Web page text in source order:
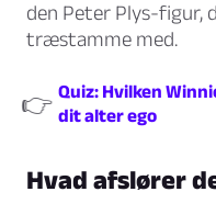
den Peter Plys-figur,
træstamme med.
👉 Quiz: Hvilken
dit alter ego
Hvad afslører